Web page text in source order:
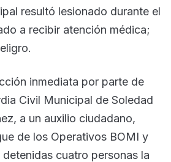
resultó lesionado durante el
a recibir atención médica;
inmediata por parte de
Civil Municipal de Soledad
a un auxilio ciudadano,
de los Operativos BOMI y
cuatro personas la